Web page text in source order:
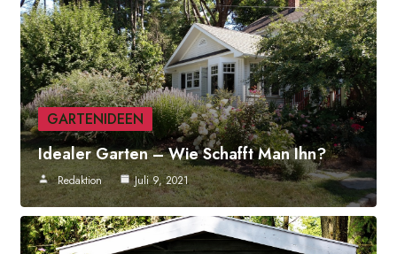
GARTENIDEEN
Idealer Garten – Wie Schafft Man Ihn?
Redaktion Juli 9, 2021